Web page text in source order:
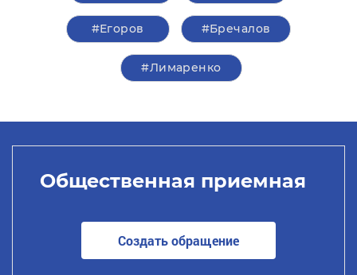
#Егоров #Бречалов
#Лимаренко
Общественная приемная
Создать обращение